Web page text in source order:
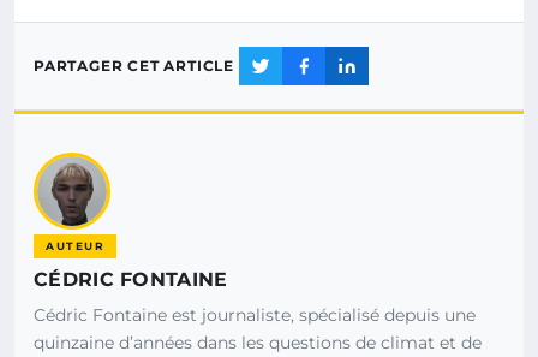
PARTAGER CET ARTICLE
AUTEUR
CÉDRIC FONTAINE
Cédric Fontaine est journaliste, spécialisé depuis une
quinzaine d’années dans les questions de climat et de